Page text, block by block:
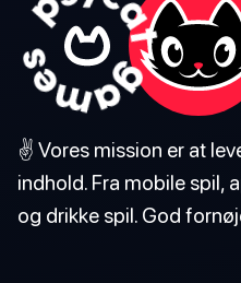
✌️ Vores mission er at
indhold. Fra mobile spil,
og drikke spil. God